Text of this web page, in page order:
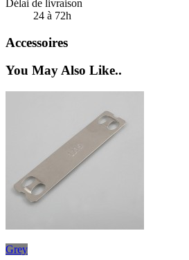
Délai de livraison
24 à 72h
Accessoires
You May Also Like..
Grey